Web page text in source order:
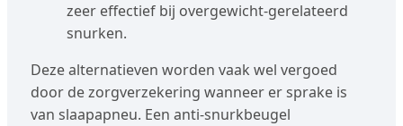
zeer effectief bij overgewicht-gerelateerd
snurken.
Deze alternatieven worden vaak wel vergoed
door de zorgverzekering wanneer er sprake is
van slaapapneu. Een anti-snurkbeugel